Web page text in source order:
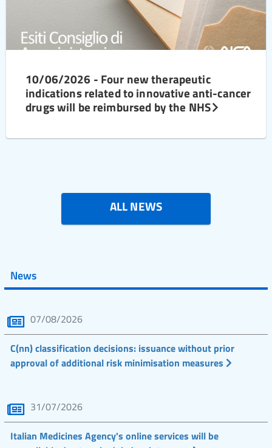
10/06/2026 - Four new therapeutic
indications related to innovative anti-cancer
drugs will be reimbursed by the NHS
ALL NEWS
News
07/08/2026
C(nn) classification decisions: issuance without prior
approval of additional risk minimisation measures
31/07/2026
Italian Medicines Agency's online services will be